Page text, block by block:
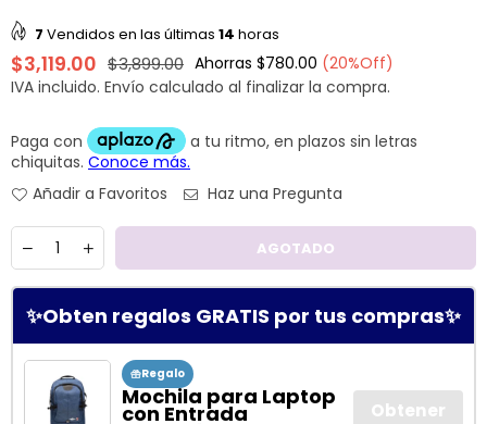
7 Vendidos en las últimas 14 horas
Precio
habitual
$3,119.00 $3,899.00 Ahorras $780.00 (20%Off)
IVA incluido. Envío calculado al finalizar la compra.
Añadir a Favoritos
Haz una Pregunta
Cantidad
AGOTADO
✨Obten regalos GRATIS por tus compras✨
Regalo
Mochila para Laptop
con Entrada Obtener